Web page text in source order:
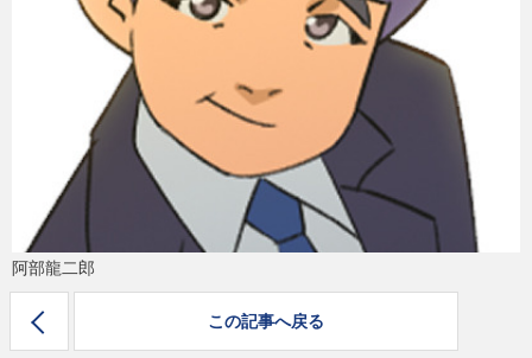
阿部龍二郎
この記事へ戻る